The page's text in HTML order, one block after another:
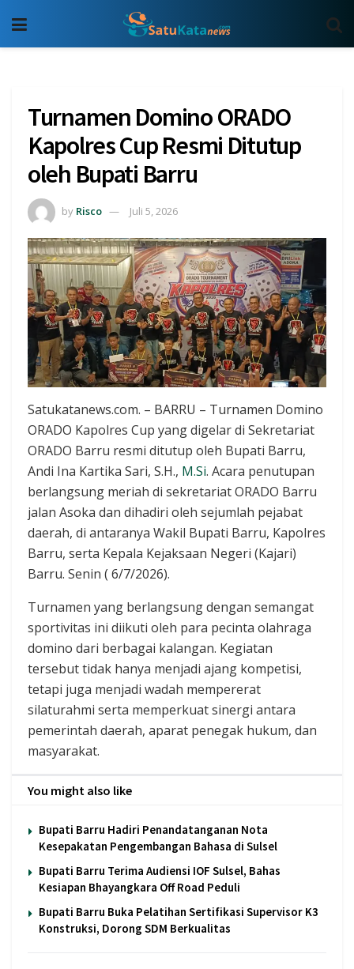
Turnamen Domino ORADO
Kapolres Cup Resmi Ditutup
oleh Bupati Barru
by Risco Juli 5, 2026
Satukatanews.com. – BARRU – Turnamen Domino
ORADO Kapolres Cup yang digelar di Sekretariat
ORADO Barru resmi ditutup oleh Bupati Barru,
Andi Ina Kartika Sari, S.H., M.Si. Acara penutupan
berlangsung meriah di sekretariat ORADO Barru
jalan Asoka dan dihadiri oleh sejumlah pejabat
daerah, di antaranya Wakil Bupati Barru, Kapolres
Barru, serta Kepala Kejaksaan Negeri (Kajari)
Barru. Senin ( 6/7/2026).
Turnamen yang berlangsung dengan semangat
sportivitas ini diikuti oleh para pecinta olahraga
domino dari berbagai kalangan. Kegiatan
tersebut tidak hanya menjadi ajang kompetisi,
tetapi juga menjadi wadah mempererat
silaturahmi serta memperkuat sinergi antara
pemerintah daerah, aparat penegak hukum, dan
masyarakat.
You might also like
Bupati Barru Hadiri Penandatanganan Nota
Kesepakatan Pengembangan Bahasa di Sulsel
Bupati Barru Terima Audiensi IOF Sulsel, Bahas
Kesiapan Bhayangkara Off Road Peduli
Bupati Barru Buka Pelatihan Sertifikasi Supervisor K3
Konstruksi, Dorong SDM Berkualitas